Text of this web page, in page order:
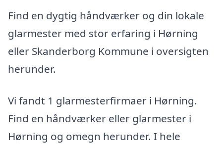
Find en dygtig håndværker og din lokale
glarmester med stor erfaring i Hørning
eller Skanderborg Kommune i oversigten
herunder.
Vi fandt 1 glarmesterfirmaer i Hørning.
Find en håndværker eller glarmester i
Hørning og omegn herunder. I hele